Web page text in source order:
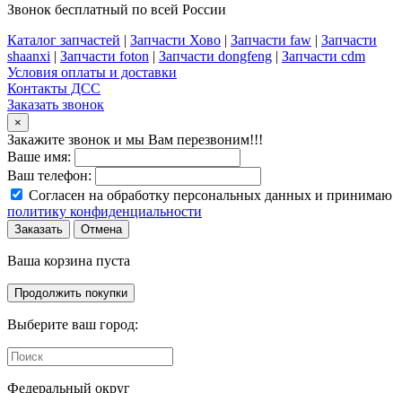
Звонок бесплатный по всей России
Каталог запчастей | Запчасти Хово | Запчасти faw | Запчасти
shaanxi | Запчасти foton | Запчасти dongfeng | Запчасти cdm
Условия оплаты и доставки
Контакты ДСС
Заказать звонок
×
Закажите звонок и мы Вам перезвоним!!!
Ваше имя:
Ваш телефон:
Согласен на обработку персональных данных и принимаю
политику конфиденциальности
Заказать Отмена
Ваша корзина пуста
Продолжить покупки
Выберите ваш город:
Федеральный округ